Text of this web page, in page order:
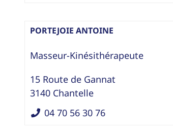
PORTEJOIE ANTOINE
Masseur-Kinésithérapeute
15 Route de Gannat
3140 Chantelle
04 70 56 30 76